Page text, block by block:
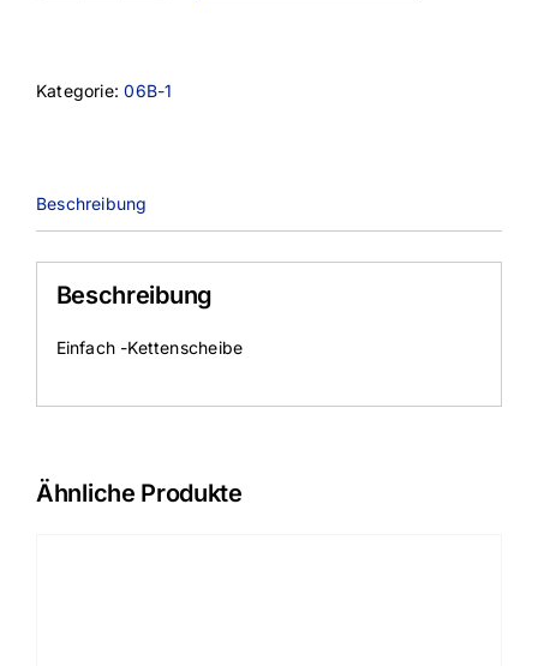
Kategorie:06B-1
Beschreibung
Beschreibung
Einfach -Kettenscheibe
Ähnliche Produkte